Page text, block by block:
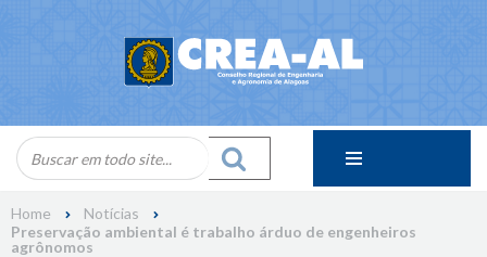
Home
Notícias
Preservação ambiental é trabalho árduo de engenheiros
agrônomos